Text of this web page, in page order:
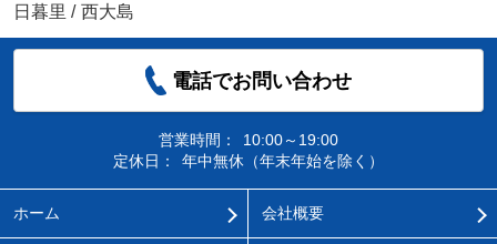
日暮里 / 西大島
電話でお問い合わせ
営業時間：
10:00～19:00
定休日：
年中無休（年末年始を除く）
ホーム 会社概要